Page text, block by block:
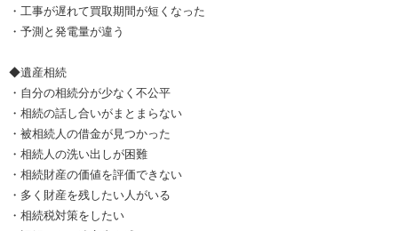
・工事が遅れて買取期間が短くなった
・予測と発電量が違う
◆遺産相続
・自分の相続分が少なく不公平
・相続の話し合いがまとまらない
・被相続人の借金が見つかった
・相続人の洗い出しが困難
・相続財産の価値を評価できない
・多く財産を残したい人がいる
・相続税対策をしたい